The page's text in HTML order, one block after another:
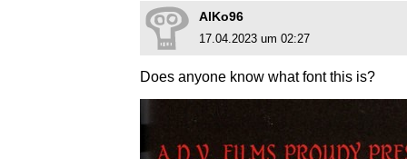
AlKo96
17.04.2023 um 02:27
Does anyone know what font this is?